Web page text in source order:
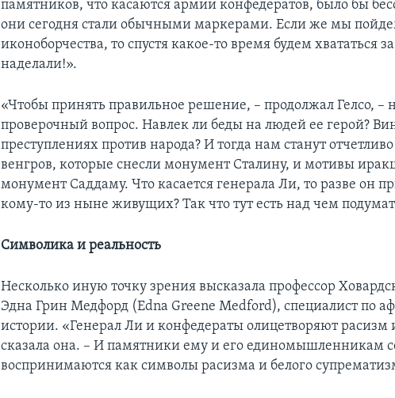
памятников, что касаются армии конфедератов, было бы
они сегодня стали обычными маркерами. Если же мы
иконоборчества, то спустя какое-то время будем хвататься
наделали!».
«Чтобы принять правильное решение, – продолжал Гелсо, –
проверочный вопрос. Навлек ли беды на людей ее герой?
преступлениях против народа? И тогда нам станут
венгров, которые снесли монумент Сталину, и мотивы
монумент Саддаму. Что касается генерала Ли, то разве он
кому-то из ныне живущих? Так что тут есть над чем
Символика и реальность
Несколько иную точку зрения высказала профессор
Эдна Грин Медфорд (Edna Greene Medford), специалист по
истории. «Генерал Ли и конфедераты олицетворяют расизм
сказала она. – И памятники ему и его единомышленникам
воспринимаются как символы расизма и белого